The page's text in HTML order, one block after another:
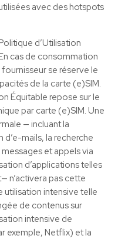
avec des hotspots
d’Utilisation
cas de consommation
se réserve le
de la carte (e)SIM.
Équitable repose sur le
par carte (e)SIM. Une
— incluant la
mails, la recherche
et appels via
d’applications telles
n’activera pas cette
utilisation intensive telle
de contenus sur
intensive de
exemple, Netflix) et la